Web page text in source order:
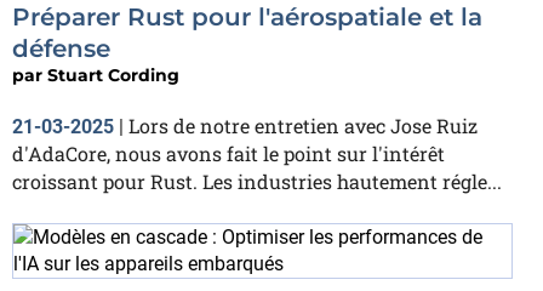
Préparer Rust pour l'aérospatiale et la
défense
par Stuart Cording
21-03-2025 | Lors de notre entretien avec Jose Ruiz
d'AdaCore, nous avons fait le point sur l'intérêt
croissant pour Rust. Les industries hautement régle...